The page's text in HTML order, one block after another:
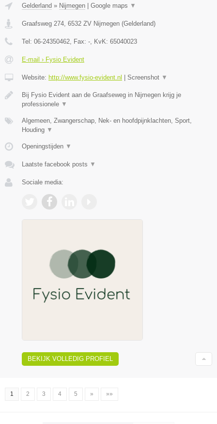
Gelderland » Nijmegen | Google maps ▼
Graafsweg 274 6532 ZV Nijmegen (Gelderland)
Tel: 06-24350462 , Fax: - , KvK: 65040023
E-mail › Fysio Evident
Website: http://www.fysio-evident.nl | Screenshot ▼
Bij Fysio Evident aan de Graafseweg in Nijmegen krijg je
professionele ▼
Algemeen, Zwangerschap, Nek- en hoofdpijnklachten, Sport,
Houding ▼
Openingstijden ▼
Laatste facebook posts ▼
Sociale media:
BEKIJK VOLLEDIG PROFIEL
1 2 3 4 5 » »»